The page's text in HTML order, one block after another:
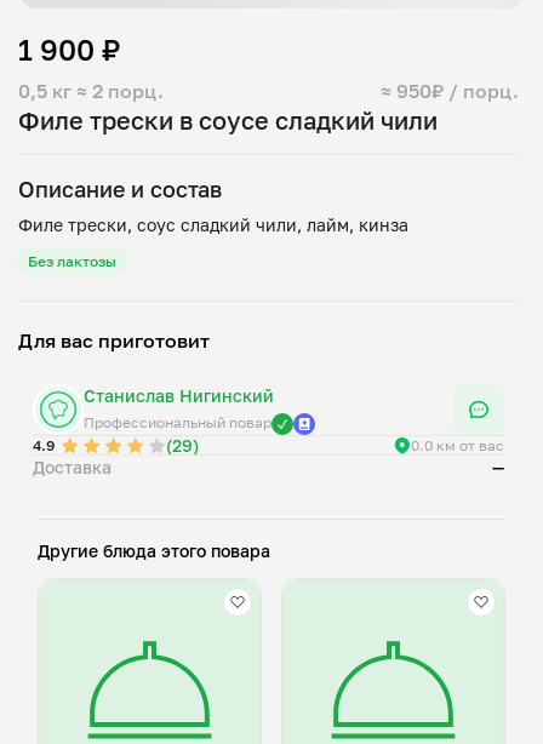
Филе трески в соусе сладкий чили
0,5 кг ≈ 2 порц. ≈ 950₽ / порц.
1 900 ₽
Описание и состав
Без лактозы
Для вас приготовит
Станислав Нигинский
Профессиональный повар
4.9
(29) 0.0 км от вас
Доставка —
Другие блюда этого повара